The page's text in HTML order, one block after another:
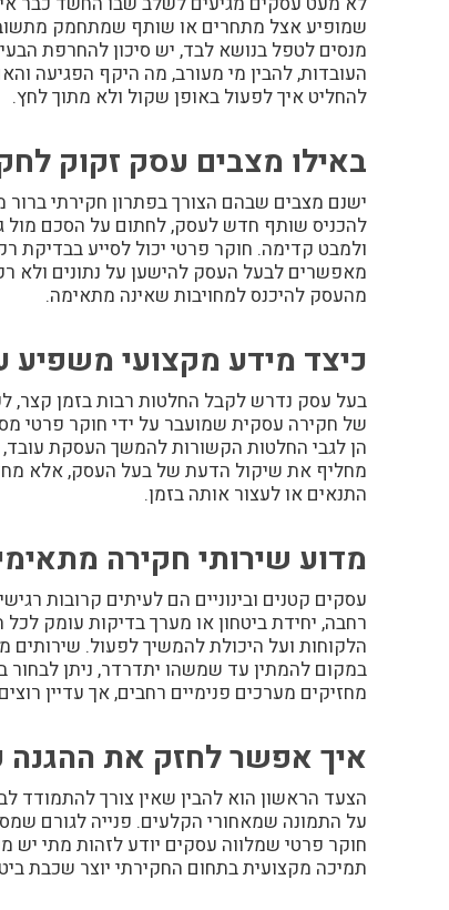
שמופיע אצל מתחרים או שותף שמתחמק
מנסים לטפל בנושא לבד, יש סיכון להחרפת
העובדות, להבין מי מעורב, מה היקף הפגיעה
להחליט איך לפעול באופן שקול ולא מתוך לחץ.
באילו מצבים עסק זקוק
ישנם מצבים שבהם הצורך בפתרון חקירתי
להכניס שותף חדש לעסק, לחתום על הסכם מול
ולמבט קדימה. חוקר פרטי יכול לסייע בבדיקת
מאפשרים לבעל העסק להישען על נתונים ולא
מהעסק להיכנס למחויבות שאינה מתאימה.
כיצד מידע מקצועי
בעל עסק נדרש לקבל החלטות רבות בזמן קצר,
של חקירה עסקית שמועבר על ידי חוקר פרטי
הן לגבי החלטות הקשורות להמשך העסקת
מחליף את שיקול הדעת של בעל העסק, אלא
התנאים או לעצור אותה בזמן.
מדוע שירותי חקירה
עסקים קטנים ובינוניים הם לעיתים קרובות
רחבה, יחידת ביטחון או מערך בדיקות עומק
הלקוחות ועל היכולת להמשיך לפעול. שירותים
במקום להמתין עד שמשהו יתדרדר, ניתן
מחזיקים מערכים פנימיים רחבים, אך עדיין
איך אפשר לחזק את ההגנה
הצעד הראשון הוא להבין שאין צורך להתמודד
על התמונה שמאחורי הקלעים. פנייה לגורם
חוקר פרטי שמלווה עסקים יודע לזהות מתי
תמיכה מקצועית בתחום החקירתי יוצר שכבת